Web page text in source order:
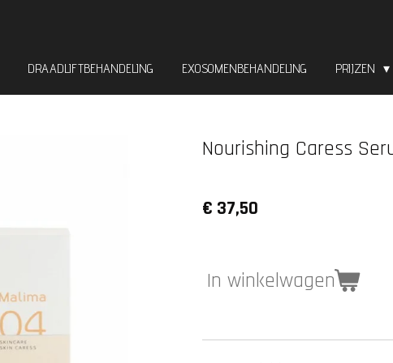
DRAADLIFTBEHANDELING EXOSOMENBEHANDELING PRIJZEN
Nourishing Caress
€ 37,50
In winkelwagen